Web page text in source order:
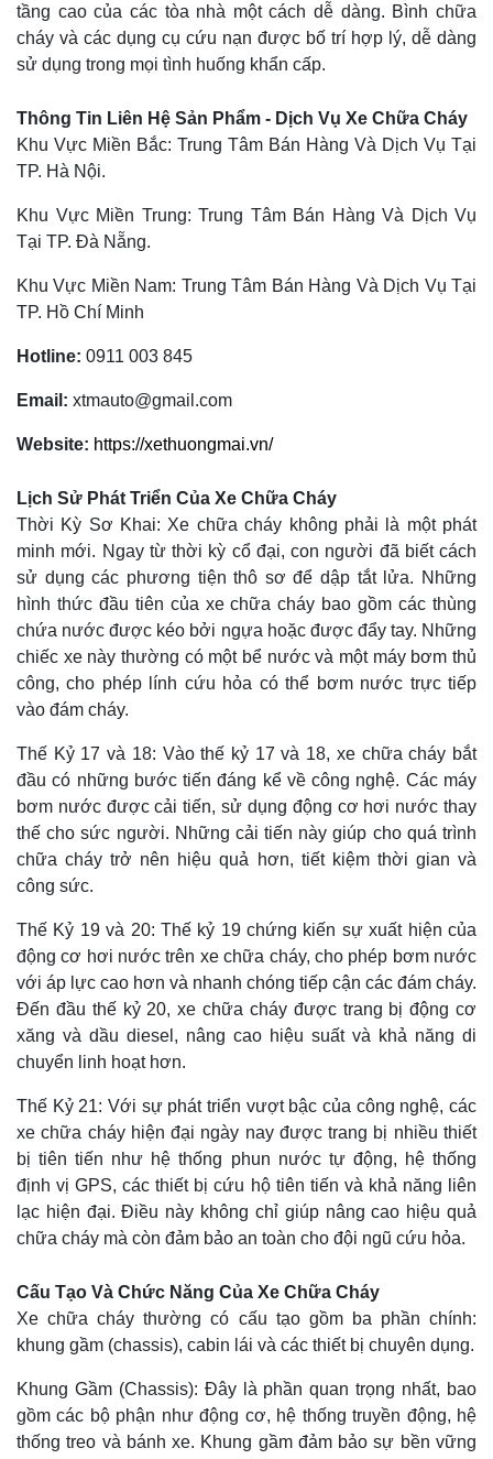
tầng cao của các tòa nhà một cách dễ dàng. Bình chữa
cháy và các dụng cụ cứu nạn được bố trí hợp lý, dễ dàng
sử dụng trong mọi tình huống khẩn cấp.
Thông Tin Liên Hệ Sản Phẩm - Dịch Vụ Xe Chữa Cháy
Khu Vực Miền Bắc: Trung Tâm Bán Hàng Và Dịch Vụ Tại
TP. Hà Nội.
Khu Vực Miền Trung: Trung Tâm Bán Hàng Và Dịch Vụ
Tại TP. Đà Nẵng.
Khu Vực Miền Nam: Trung Tâm Bán Hàng Và Dịch Vụ Tại
TP. Hồ Chí Minh
Hotline: 0911 003 845
Email: xtmauto@gmail.com
Website: https://xethuongmai.vn/
Lịch Sử Phát Triển Của Xe Chữa Cháy
Thời Kỳ Sơ Khai: Xe chữa cháy không phải là một phát
minh mới. Ngay từ thời kỳ cổ đại, con người đã biết cách
sử dụng các phương tiện thô sơ để dập tắt lửa. Những
hình thức đầu tiên của xe chữa cháy bao gồm các thùng
chứa nước được kéo bởi ngựa hoặc được đẩy tay. Những
chiếc xe này thường có một bể nước và một máy bơm thủ
công, cho phép lính cứu hỏa có thể bơm nước trực tiếp
vào đám cháy.
Thế Kỷ 17 và 18: Vào thế kỷ 17 và 18, xe chữa cháy bắt
đầu có những bước tiến đáng kể về công nghệ. Các máy
bơm nước được cải tiến, sử dụng động cơ hơi nước thay
thế cho sức người. Những cải tiến này giúp cho quá trình
chữa cháy trở nên hiệu quả hơn, tiết kiệm thời gian và
công sức.
Thế Kỷ 19 và 20: Thế kỷ 19 chứng kiến sự xuất hiện của
động cơ hơi nước trên xe chữa cháy, cho phép bơm nước
với áp lực cao hơn và nhanh chóng tiếp cận các đám cháy.
Đến đầu thế kỷ 20, xe chữa cháy được trang bị động cơ
xăng và dầu diesel, nâng cao hiệu suất và khả năng di
chuyển linh hoạt hơn.
Thế Kỷ 21: Với sự phát triển vượt bậc của công nghệ, các
xe chữa cháy hiện đại ngày nay được trang bị nhiều thiết
bị tiên tiến như hệ thống phun nước tự động, hệ thống
định vị GPS, các thiết bị cứu hộ tiên tiến và khả năng liên
lạc hiện đại. Điều này không chỉ giúp nâng cao hiệu quả
chữa cháy mà còn đảm bảo an toàn cho đội ngũ cứu hỏa.
Cấu Tạo Và Chức Năng Của Xe Chữa Cháy
Xe chữa cháy thường có cấu tạo gồm ba phần chính:
khung gầm (chassis), cabin lái và các thiết bị chuyên dụng.
Khung Gầm (Chassis): Đây là phần quan trọng nhất, bao
gồm các bộ phận như động cơ, hệ thống truyền động, hệ
thống treo và bánh xe. Khung gầm đảm bảo sự bền vững